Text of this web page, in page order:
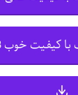
با کیفیت خوب 128